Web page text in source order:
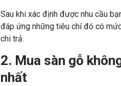
Sau khi xác định được nhu cầu
đáp ứng những tiêu chí đó có
chi trả.
2. Mua sàn gỗ
nhất